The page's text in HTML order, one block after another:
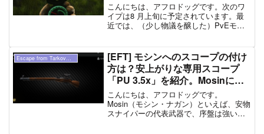
こんにちは、アフロドッグです。次のワ
イプは8 月上旬に予定されています。最
近では、（少し物議を醸した）PvEモー
ないでしょうか。さて、そんなタルコフ
ですが、次の0....
Escape from Tarkov（ タルコフ ）
[EFT] モシンへのスコープの付け
方は？安上がりな専用スコープ
「PU 3.5x」を紹介。Mosinに好
きなスコープを載せる方法
こんにちは、アフロドッグです。
Mosin（モシン・ナガン）といえば、安物
スナイパーの代表武器で、序盤は強い味